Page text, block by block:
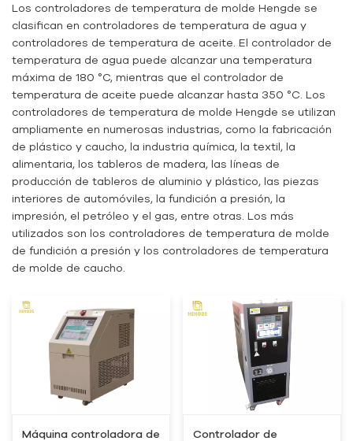
Los controladores de temperatura de molde Hengde se
clasifican en controladores de temperatura de agua y
controladores de temperatura de aceite. El controlador de
temperatura de agua puede alcanzar una temperatura
máxima de 180 °C, mientras que el controlador de
temperatura de aceite puede alcanzar hasta 350 °C. Los
controladores de temperatura de molde Hengde se utilizan
ampliamente en numerosas industrias, como la fabricación
de plástico y caucho, la industria química, la textil, la
alimentaria, los tableros de madera, las líneas de
producción de tableros de aluminio y plástico, las piezas
interiores de automóviles, la fundición a presión, la
impresión, el petróleo y el gas, entre otras. Los más
utilizados son los controladores de temperatura de molde
de fundición a presión y los controladores de temperatura
de molde de caucho.
Máquina controladora de
Controlador de